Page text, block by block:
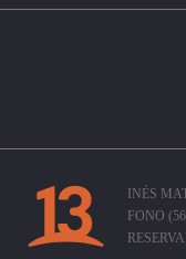
INÉS
FONO